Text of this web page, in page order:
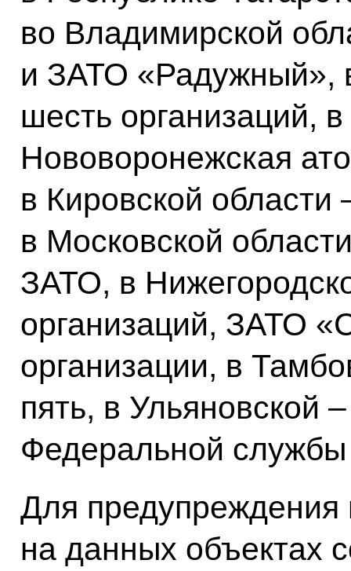
во Владимирской
и ЗАТО «Радужный»,
шесть организаций,
Нововоронежская
в Кировской области
в Московской
ЗАТО, в
организаций, ЗАТО
организации, в
пять, в Ульяновской
Федеральной службы
Для
на данных объектах